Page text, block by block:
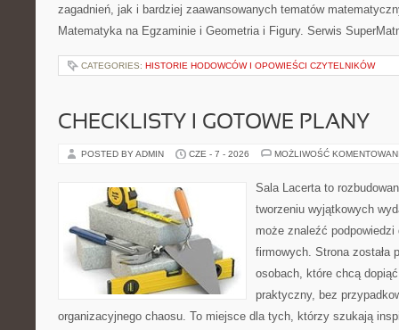
zagadnień, jak i bardziej zaawansowanych tematów
Matematyka na Egzaminie i Geometria i Figury. Serwis
CATEGORIES: HISTORIE HODOWCÓW I OPOWIEŚCI CZYTELNIKÓW
CHECKLISTY I GOTOWE PLANY
POSTED BY ADMIN CZE - 7 - 2026 MOŻLIWOŚĆ
Sala Lacerta to
tworzeniu wyjątkowych
może znaleźć
firmowych. Strona została
osobach, które chcą
praktyczny, bez
organizacyjnego chaosu. To miejsce dla tych, którzy szukają